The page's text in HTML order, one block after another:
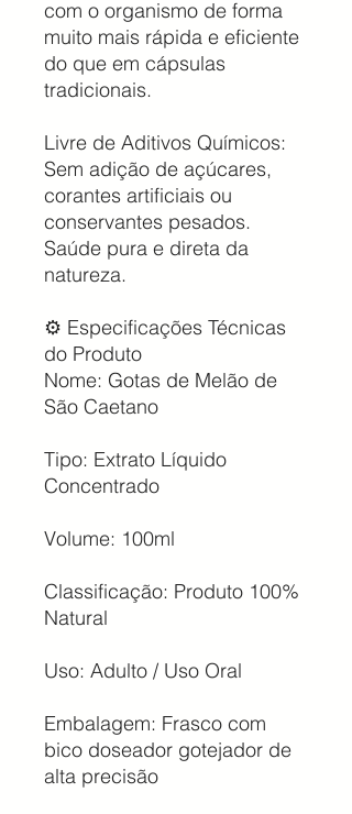
com o organismo de forma
muito mais rápida e eficiente
do que em cápsulas
tradicionais.
Livre de Aditivos Químicos:
Sem adição de açúcares,
corantes artificiais ou
conservantes pesados.
Saúde pura e direta da
natureza.
⚙️ Especificações Técnicas
do Produto
Nome: Gotas de Melão de
São Caetano
Tipo: Extrato Líquido
Concentrado
Volume: 100ml
Classificação: Produto 100%
Natural
Uso: Adulto / Uso Oral
Embalagem: Frasco com
bico doseador gotejador de
alta precisão